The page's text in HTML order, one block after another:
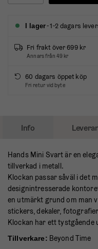
I lager- 1-2 dagars
Fri frakt över 699 kr
Annars från 49 kr
60 dagars öppet köp
Fri retur vid byte
Info
Hands Mini Svart är en
tillverkad i metall.
Klockan passar såväl i det
designintresserade
en utmärkt grund om man
stickers, dekaler,
Klockan har ett tystgående
Tillverkare: Beyond Time